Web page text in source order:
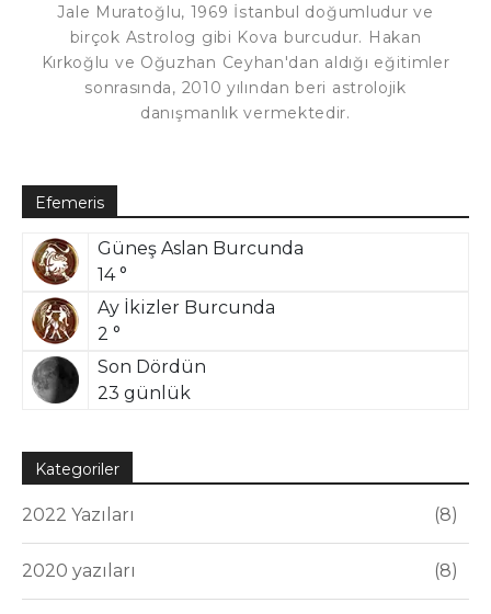
Jale Muratoğlu, 1969 İstanbul doğumludur ve
birçok Astrolog gibi Kova burcudur. Hakan
Kırkoğlu ve Oğuzhan Ceyhan'dan aldığı eğitimler
sonrasında, 2010 yılından beri astrolojik
danışmanlık vermektedir.
Efemeris
Güneş Aslan Burcunda
14 °
Ay İkizler Burcunda
2 °
Son Dördün
23 günlük
Kategoriler
2022 Yazıları 8
2020 yazıları 8